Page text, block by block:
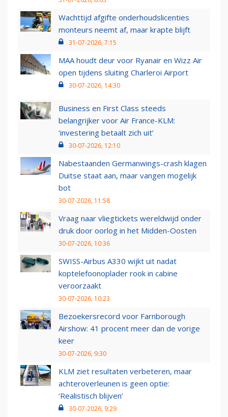
Wachttijd afgifte onderhoudslicenties
monteurs neemt af, maar krapte blijft
31-07-2026, 7:15
MAA houdt deur voor Ryanair en Wizz Air
open tijdens sluiting Charleroi Airport
30-07-2026, 14:30
Business en First Class steeds
belangrijker voor Air France-KLM:
‘investering betaalt zich uit’
30-07-2026, 12:10
Nabestaanden Germanwings-crash klagen
Duitse staat aan, maar vangen mogelijk
bot
30-07-2026, 11:58
Vraag naar vliegtickets wereldwijd onder
druk door oorlog in het Midden-Oosten
30-07-2026, 10:36
SWISS-Airbus A330 wijkt uit nadat
koptelefoonoplader rook in cabine
veroorzaakt
30-07-2026, 10:23
Bezoekersrecord voor Farnborough
Airshow: 41 procent meer dan de vorige
keer
30-07-2026, 9:30
KLM ziet resultaten verbeteren, maar
achteroverleunen is geen optie:
‘Realistisch blijven’
30-07-2026, 9:29